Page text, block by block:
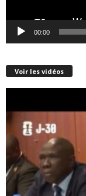
00:00
Voir les vidéos